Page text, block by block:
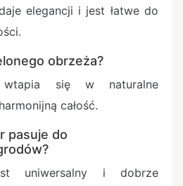
elegancji i jest łatwe do
obrzeża?
wtapia się w naturalne
całość.
pasuje do
uniwersalny i dobrze